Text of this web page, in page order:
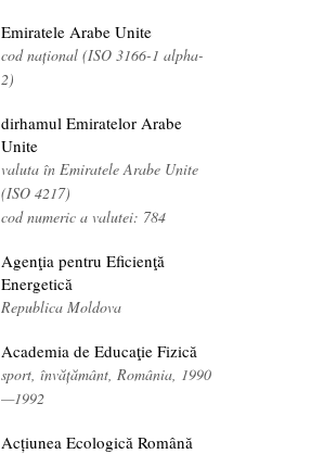
Emiratele Arabe Unite
cod național (ISO 3166-1 alpha-
2)
dirhamul Emiratelor Arabe
Unite
valuta în Emiratele Arabe Unite
(ISO 4217)
cod numeric a valutei: 784
Agenţia pentru Eficienţă
Energetică
Republica Moldova
Academia de Educaţie Fizică
sport, învățământ, România, 1990
—1992
Acțiunea Ecologică Română